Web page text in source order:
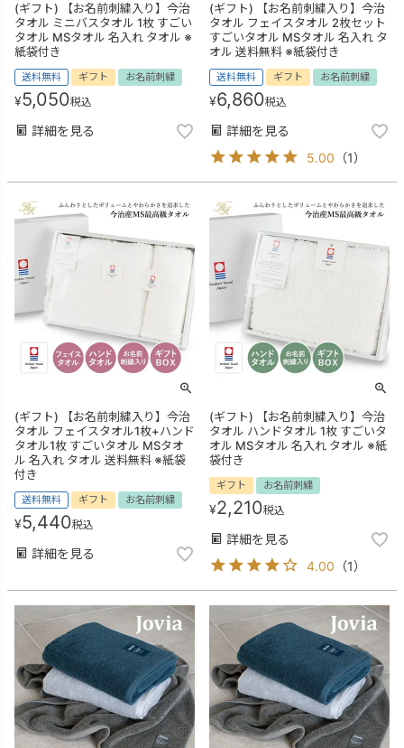
(ギフト) 【お名前刺繍入り】今治
タオル ミニバスタオル 1枚 すごい
タオル MSタオル 名入れ タオル ※
紙袋付き
送料無料 ギフト お名前刺繍
¥5,050税込
詳細を見る
(ギフト) 【お名前刺繍入り】今治
タオル フェイスタオル 2枚セット
すごいタオル MSタオル 名入れ タ
オル 送料無料 ※紙袋付き
送料無料 ギフト お名前刺繍
¥6,860税込
詳細を見る
5.00 （1）
(ギフト) 【お名前刺繍入り】今治
タオル フェイスタオル1枚+ハンド
タオル1枚 すごいタオル MSタオ
ル 名入れ タオル 送料無料 ※紙袋
付き
送料無料 ギフト お名前刺繍
¥5,440税込
詳細を見る
(ギフト) 【お名前刺繍入り】今治
タオル ハンドタオル 1枚 すごいタ
オル MSタオル 名入れ タオル ※紙
袋付き
ギフト お名前刺繍
¥2,210税込
詳細を見る
4.00 （1）